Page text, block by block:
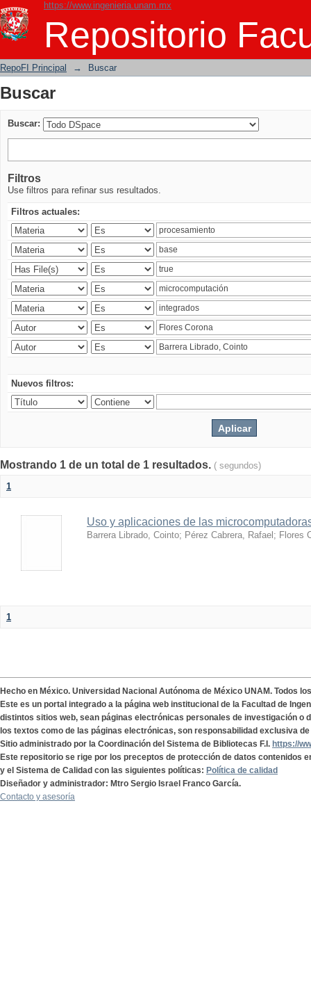
https://www.ingenieria.unam.mx
Repositorio
Buscar
RepoFI Principal → Buscar
Buscar
Buscar:
Filtros
Use filtros para refinar sus resultados.
Filtros actuales:
Nuevos filtros:
Mostrando 1 de un total de 1 resultados. ( segundos)
1
Uso y aplicaciones de las
Barrera Librado, Cointo; Pérez Cabrera, Rafael ; Flores
1
Hecho en México. Universidad Nacional Autónoma de México UNAM. Todos
Este es un portal integrado a la página web institucional de la Facultad de
distintos sitios web, sean páginas electrónicas personales de investigación o
los textos como de las páginas electrónicas, son responsabilidad exclusiva
Sitio administrado por la Coordinación del Sistema de Bibliotecas F.I. https://
Este repositorio se rige por los preceptos de protección de datos contenidos
y el Sistema de Calidad con las siguientes políticas: Política de calidad
Diseñador y administrador: Mtro Sergio Israel Franco García.
Contacto y asesoría